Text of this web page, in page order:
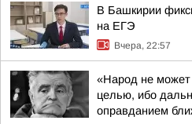
В Башкирии
на ЕГЭ
Вчера, 22:57
«Народ не
целью, ибо
оправданием